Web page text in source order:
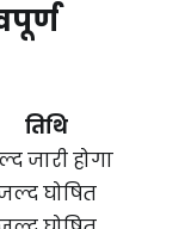
तिथि
जारी होगा
घोषित